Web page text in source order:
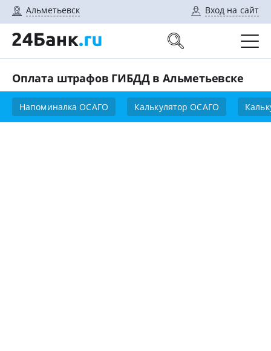
Альметьевск Вход на сайт
Оплата штрафов ГИБДД в Альметьевске
Напоминалка ОСАГО Калькулятор ОСАГО